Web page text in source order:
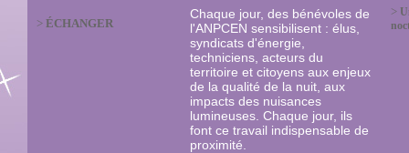
> ÉCHANGER
Chaque jour, des bénévoles de
l'ANPCEN sensibilisent : élus,
syndicats d'énergie,
techniciens, acteurs du
territoire et citoyens aux enjeux
de la qualité de la nuit, aux
impacts des nuisances
lumineuses. Chaque jour, ils
font ce travail indispensable de
proximité.
>